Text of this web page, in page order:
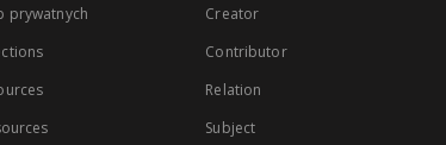
prywatnych
Creator
Contributor
Relation
Subject